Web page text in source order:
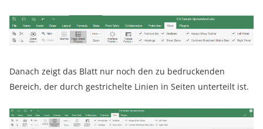
Danach zeigt das Blatt nur noch den zu bedruckenden
Bereich, der durch gestrichelte Linien in Seiten unterteilt ist.